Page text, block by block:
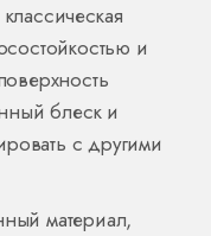
и
блеск и
с другими
материал,